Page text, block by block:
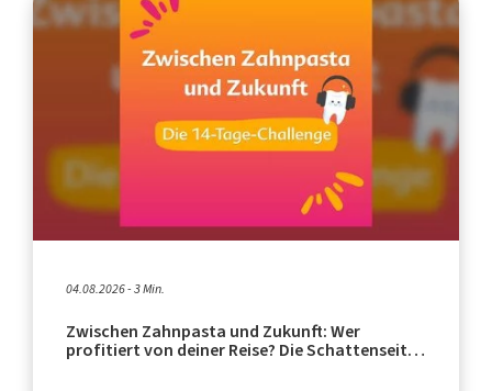
04.08.2026 - 3 Min.
Zwischen Zahnpasta und Zukunft: Wer
profitiert von deiner Reise? Die Schattenseiten